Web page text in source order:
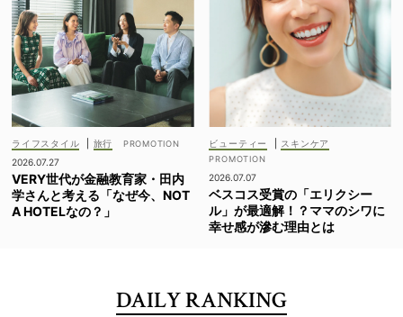
ライフスタイル
旅行
2026.07.27
VERY世代が金融教育家・田内
学さんと考える「なぜ今、NOT
A HOTELなの？」
ビューティー スキンケア
2026.07.07
ベスコス受賞の「エリクシー
ル」が最適解！？ママのシワに
幸せ感が滲む理由とは
DAILY RANKING